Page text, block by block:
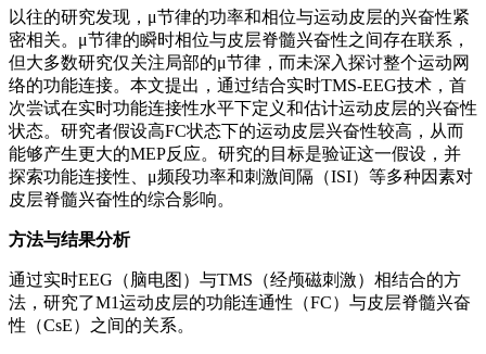
以往的研究发现，μ节律的功率和相位与运动皮层的兴奋性紧
密相关。μ节律的瞬时相位与皮层脊髓兴奋性之间存在联系，
但大多数研究仅关注局部的μ节律，而未深入探讨整个运动网
络的功能连接。本文提出，通过结合实时TMS-EEG技术，首
次尝试在实时功能连接性水平下定义和估计运动皮层的兴奋性
状态。研究者假设高FC状态下的运动皮层兴奋性较高，从而
能够产生更大的MEP反应。研究的目标是验证这一假设，并
探索功能连接性、μ频段功率和刺激间隔（ISI）等多种因素对
皮层脊髓兴奋性的综合影响。
方法与结果分析
通过实时EEG（脑电图）与TMS（经颅磁刺激）相结合的方
法，研究了M1运动皮层的功能连通性（FC）与皮层脊髓兴奋
性（CsE）之间的关系。